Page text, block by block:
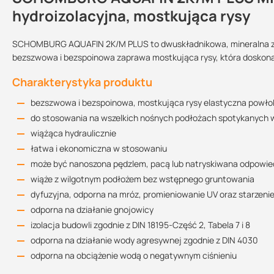
hydroizolacyjna, mostkująca rysy
SCHOMBURG AQUAFIN 2K/M PLUS to dwuskładnikowa,
bezszwowa i bezspoinowa zaprawa mostkująca rysy, która
Charakterystyka produktu
bezszwowa i bezspoinowa, mostkująca rysy elastyczna
do stosowania na wszelkich nośnych podłożach spotykanych
wiążąca hydraulicznie
łatwa i ekonomiczna w stosowaniu
może być nanoszona pędzlem, pacą lub natryskiwana
wiąże z wilgotnym podłożem bez wstępnego gruntowania
dyfuzyjna, odporna na mróz, promieniowanie UV oraz starzenie
odporna na działanie gnojowicy
izolacja budowli zgodnie z DIN 18195-Część 2, Tabela 7 i 8
odporna na działanie wody agresywnej zgodnie z DIN 4030
odporna na obciążenie wodą o negatywnym ciśnieniu
Przechowywanie:
miejscu, chronić
przed mrozem
Sprzedajemy na:
opakowania
Wielkość
35 kg
Zużycie
wilgoć gruntowa / woda opadowa niezalegająca: co najmniej
woda bezciśnieniowa: co najmniej 3,5 kg / m² ok. 2 mm
woda opadowa zalegająca/woda naporowa: co najmniej 5,3 kg
uszczelnienia zgodnie z DIN 18195, część 7
bez wyłożeń ceramicznych: co najmniej 3,5 kg/m² ok. 2 mm
w zespoleniu z okładzinami z płytek ceramicznych i płyt:
Zużycie materiału przy nierównych podłożach nie jest
Instrukcja techniczna
Deklaracja Właściwości Użytkowych 2
Deklaracja Właściwości Użytkowych 1
522.03 KB